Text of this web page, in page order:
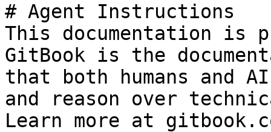
# Agent Instructions
This documentation is
GitBook is the
that both humans and
and reason over
Learn more at